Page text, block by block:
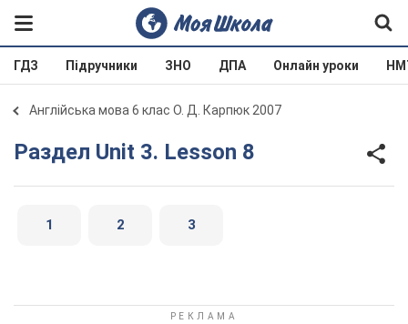
ГДЗ Підручники ЗНО ДПА Онлайн уроки
Англійська мова 6 клас О. Д. Карпюк 2007
Раздел Unit 3. Lesson 8
1 2 3